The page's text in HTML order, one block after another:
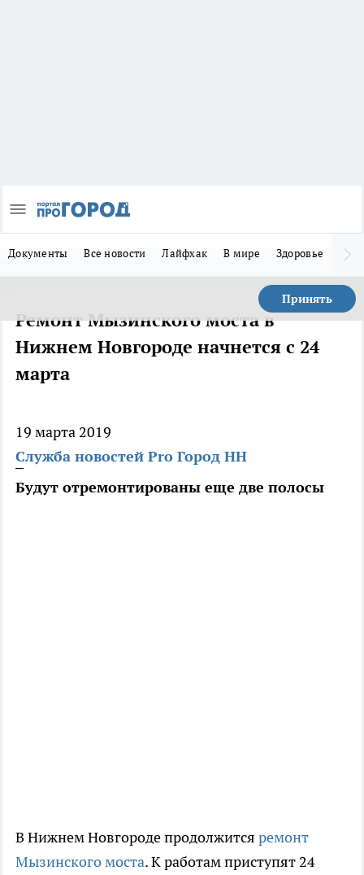
Документы Все новости Лайфхак В мире Здоровье
Принять
Ремонт Мызинского моста в
Нижнем Новгороде начнется с 24
марта
19 марта 2019
Служба новостей Pro Город НН
Будут отремонтированы еще две полосы
В Нижнем Новгороде продолжится ремонт
Мызинского моста. К работам приступят 24